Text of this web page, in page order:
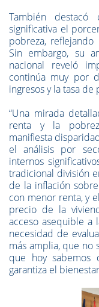
También
significativa el
pobreza,
Sin embargo, su
nacional reveló
continúa muy por
ingresos y la tasa
“Una mirada
renta y la
manifiesta
el análisis por
internos
tradicional división
de la inflación
con menor renta, y
precio de la
acceso asequible a
necesidad de
más amplia, que no
que hoy
garantiza el